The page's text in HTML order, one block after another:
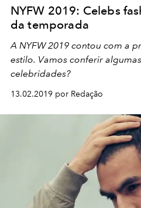
NYFW 2019: Celebs
da temporada
A NYFW 2019 contou com a
estilo. Vamos conferir
celebridades?
13.02.2019 por Redação